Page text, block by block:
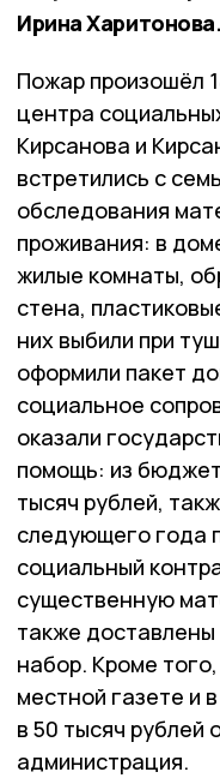
Ирина Харитонова.
Пожар произошёл
центра
Кирсанова и
встретились с
обследования
проживания: в
жилые комнаты,
стена,
них выбили при
оформили пакет
социальное
оказали
помощь: из
тысяч рублей,
следующего года
социальный
существенную
также
набор. Кроме
местной газете и
в 50 тысяч рублей
администрация.